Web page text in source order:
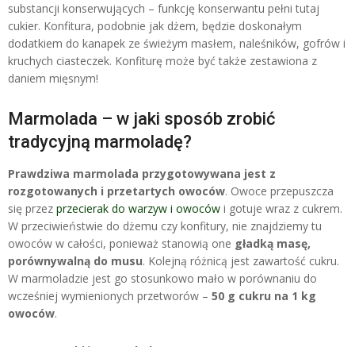
substancji konserwujących – funkcję konserwantu pełni tutaj
cukier. Konfitura, podobnie jak dżem, będzie doskonałym
dodatkiem do kanapek ze świeżym masłem, naleśników, gofrów i
kruchych ciasteczek. Konfiturę może być także zestawiona z
daniem mięsnym!
Marmolada – w jaki sposób zrobić
tradycyjną marmoladę?
Prawdziwa marmolada przygotowywana jest z
rozgotowanych i przetartych owoców. Owoce przepuszcza
się przez przecierak do warzyw i owoców i gotuje wraz z cukrem.
W przeciwieństwie do dżemu czy konfitury, nie znajdziemy tu
owoców w całości, ponieważ stanowią one gładką masę,
porównywalną do musu. Kolejną różnicą jest zawartość cukru.
W marmoladzie jest go stosunkowo mało w porównaniu do
wcześniej wymienionych przetworów – 50 g cukru na 1 kg
owoców.